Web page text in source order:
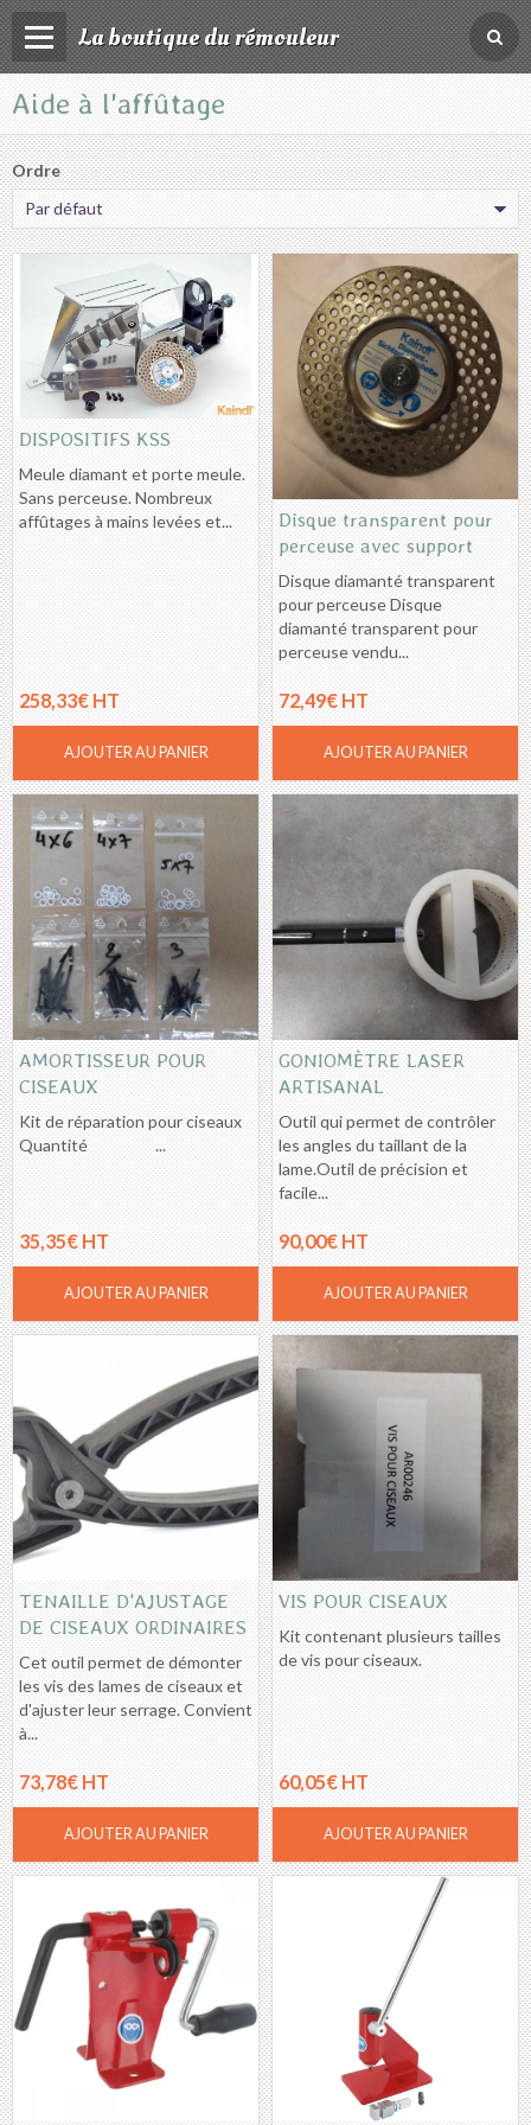
La boutique du rémouleur
Accueil
TEMECA
Lapidaire FCTV
TORMEK
Affûteuse MAIER
Affuteuse à Bande FCTV
Coutellerie
Fusils à affiler
pâtes
Autres Meules et abrasifs
Aide à l'affûtage
Ordre
DISPOSITIFS KSS
Meule diamant et porte meule.
Sans perceuse. Nombreux
affûtages à mains levées et...
258,33€ HT
AJOUTER AU PANIER
Disque transparent pour
perceuse avec support
Disque diamanté transparent
pour perceuse Disque
diamanté transparent pour
perceuse vendu...
72,49€ HT
AJOUTER AU PANIER
AMORTISSEUR POUR
CISEAUX
Kit de réparation pour ciseaux
Quantité ...
35,35€ HT
AJOUTER AU PANIER
GONIOMÈTRE LASER
ARTISANAL
Outil qui permet de contrôler
les angles du taillant de la
lame.Outil de précision et
facile...
90,00€ HT
AJOUTER AU PANIER
TENAILLE D'AJUSTAGE
DE CISEAUX ORDINAIRES
Cet outil permet de démonter
les vis des lames de ciseaux et
d'ajuster leur serrage. Convient
à...
73,78€ HT
AJOUTER AU PANIER
VIS POUR CISEAUX
Kit contenant plusieurs tailles
de vis pour ciseaux.
60,05€ HT
AJOUTER AU PANIER